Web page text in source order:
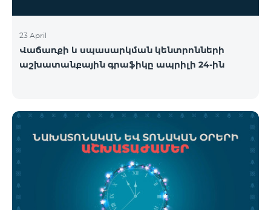
23 April
Վաճառքի և սպասարկման կենտրոնների
աշխատանքային գրաֆիկը ապրիլի 24-ին